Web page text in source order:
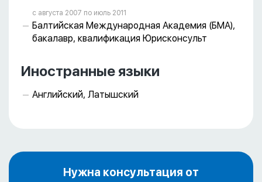
с августа 2007 пo июль 2011
Балтийская Международная Академия (БМА),
бакалавр, квалификация Юрисконсульт
Иностранные языки
Английский, Латышский
Нужна консультация от